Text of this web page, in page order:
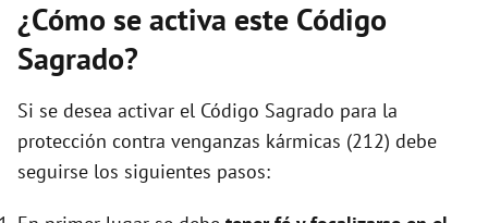
¿Cómo se activa este Código
Sagrado?
Si se desea activar el Código Sagrado para la
protección contra venganzas kármicas (212) debe
seguirse los siguientes pasos: